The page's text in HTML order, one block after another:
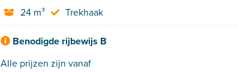
24 m³
Trekhaak
Benodigde rijbewijs B
Alle prijzen zijn vanaf